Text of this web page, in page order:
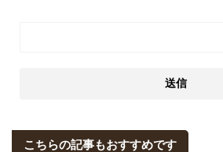
こちらの記事もおすすめです